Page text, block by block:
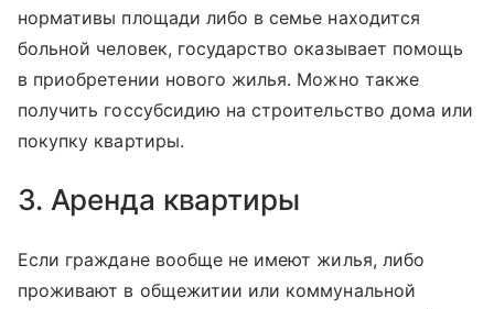
нормативы площади либо в семье находится
больной человек, государство оказывает помощь
в приобретении нового жилья. Можно также
получить госсубсидию на строительство дома или
покупку квартиры.
3. Аренда квартиры
Если граждане вообще не имеют жилья, либо
проживают в общежитии или коммунальной